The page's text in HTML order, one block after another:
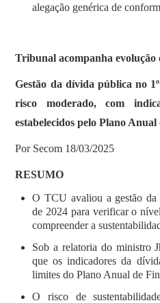
alegação genérica de
Tribunal acompanha
Gestão da dívida pública no
risco moderado, com
estabelecidos pelo Plano
Por Secom 18/03/2025
RESUMO
O TCU avaliou a gestão da
de 2024 para verificar o
compreender a
Sob a relatoria do ministro
que os indicadores da
limites do Plano Anual de
O risco de